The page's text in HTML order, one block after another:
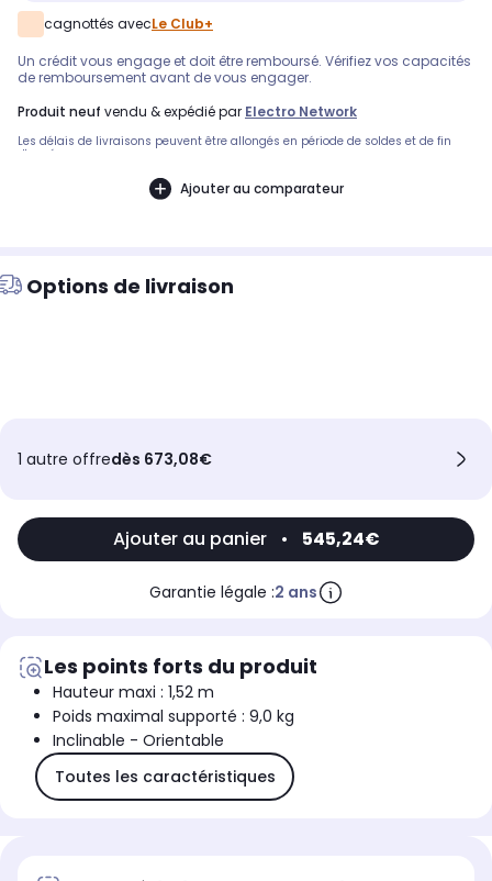
cagnottés avecLe Club+
Un crédit vous engage et doit être remboursé. Vérifiez vos capacités
de remboursement avant de vous engager.
produit neuf vendu & expédié par Electro Network
Les délais de livraisons peuvent être allongés en période de soldes et de fin
d'année.
Ajouter au comparateur
Options de livraison
1 autre offredès 673,08€
Ajouter au panier • 545,24€
Garantie légale :2 ans
Les points forts du produit
Hauteur maxi : 1,52 m
Poids maximal supporté : 9,0 kg
Inclinable - Orientable
Toutes les caractéristiques